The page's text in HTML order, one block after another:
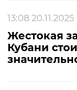
13:08 20.11.2025
Жестокая
Кубани